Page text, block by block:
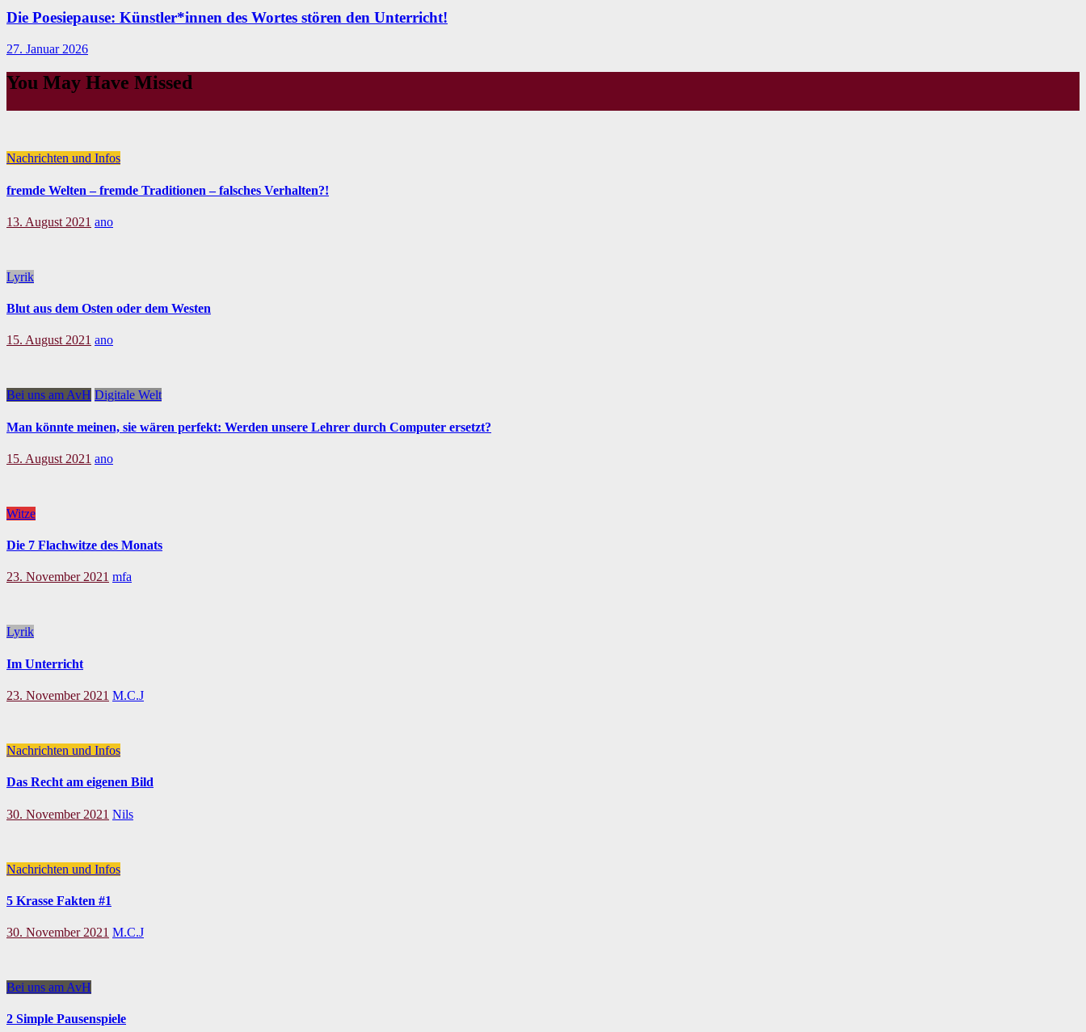
Die Poesiepause: Künstler*innen des Wortes stören den Unterricht!
27. Januar 2026
You May Have Missed
Nachrichten und Infos
fremde Welten – fremde Traditionen – falsches Verhalten?!
13. August 2021 ano
Lyrik
Blut aus dem Osten oder dem Westen
15. August 2021 ano
Bei uns am AvH Digitale Welt
Man könnte meinen, sie wären perfekt: Werden unsere Lehrer durch Computer ersetzt?
15. August 2021 ano
Witze
Die 7 Flachwitze des Monats
23. November 2021 mfa
Lyrik
Im Unterricht
23. November 2021 M.C.J
Nachrichten und Infos
Das Recht am eigenen Bild
30. November 2021 Nils
Nachrichten und Infos
5 Krasse Fakten #1
30. November 2021 M.C.J
Bei uns am AvH
2 Simple Pausenspiele